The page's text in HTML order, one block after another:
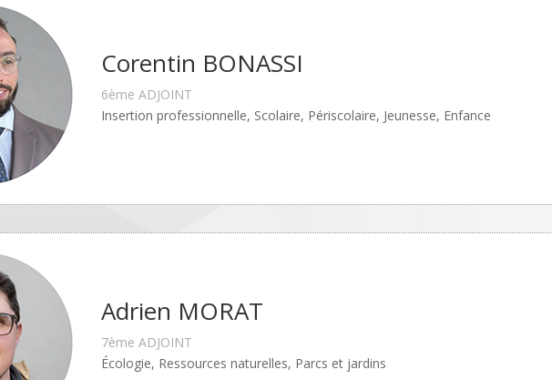
Corentin BONASSI
6ème ADJOINT
Insertion professionnelle, Scolaire, Périscolaire, Jeunesse, Enfance
Adrien MORAT
7ème ADJOINT
É​cologie, Ressources naturelles, Parcs et jardins